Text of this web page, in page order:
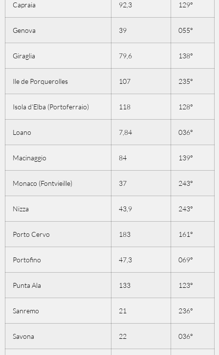
Capraia 92,3 129°
Genova 39 055°
Giraglia 79,6 138°
Ile de Porquerolles 107 235°
Isola d’Elba (Portoferraio) 118 128°
Loano 7,84 036°
Macinaggio 84 139°
Monaco (Fontvieille) 37 243°
Nizza 43,9 243°
Porto Cervo 183 161°
Portofino 47,3 069°
Punta Ala 133 123°
Sanremo 21 236°
Savona 22 036°